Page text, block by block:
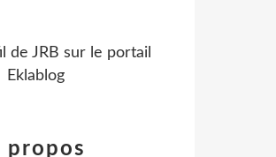
de JRB sur le portail
Eklablog
propos